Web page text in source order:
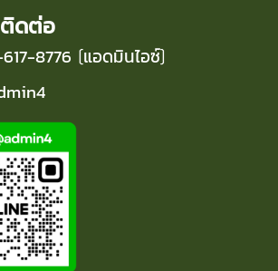
ดต่อ
8776 (แอดมินไอซ์)